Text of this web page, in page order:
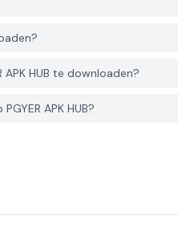
HUB te downloaden?
APK HUB?